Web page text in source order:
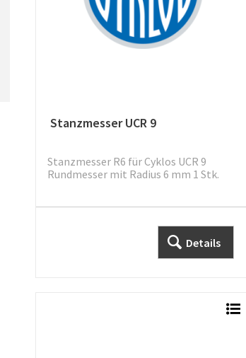
Stanzmesser UCR 9
Stanzmesser R6 für Cyklos UCR 9
Rundmesser mit Radius 6 mm 1 Stk.
Details